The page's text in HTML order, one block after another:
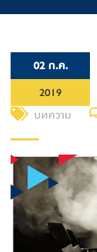
02 ก.ค.
2019
บทความ